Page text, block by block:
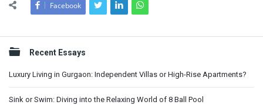
Facebook
Sidebar
Recent Essays
Luxury Living in Gurgaon: Independent Villas or High-Rise Apartments?
Sink or Swim: Diving into the Relaxing World of 8 Ball Pool